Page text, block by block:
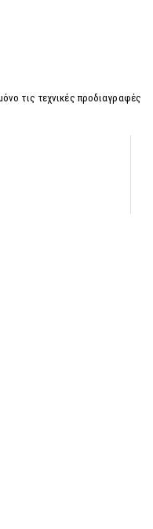
τις τεχνικές προδιαγραφές